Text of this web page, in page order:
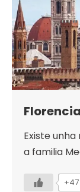
Existe
a familia
+47